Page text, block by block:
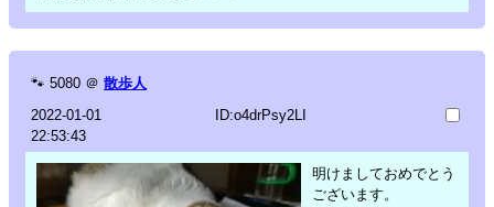
🐾 5080 ＠ 散歩人
2022-01-01
22:53:43
ID:o4drPsy2LI
明けましておめでとう
ございます。